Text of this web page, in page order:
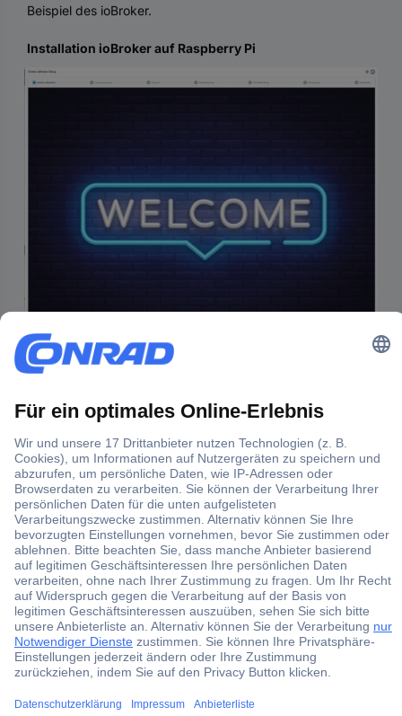
Beispiel des ioBroker.
Installation ioBroker auf Raspberry Pi
sudo -E bash -
sudo apt-get install -y nodejs
curl -sLf https://iobroker.net/install.sh | bash -
Nachdem die Installationsroutine durchlaufen ist, kommst
du in deinem Webbrowser über die Eingabe der IP deines
Endgerätes und dem Port 8081 auf das User Interface – die
Konfigurationsoberfläche des ioBroker:
192.168.0.111:8081